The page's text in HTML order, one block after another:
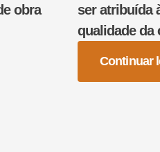
obra
ser atribuída
qualidade da
Continuar